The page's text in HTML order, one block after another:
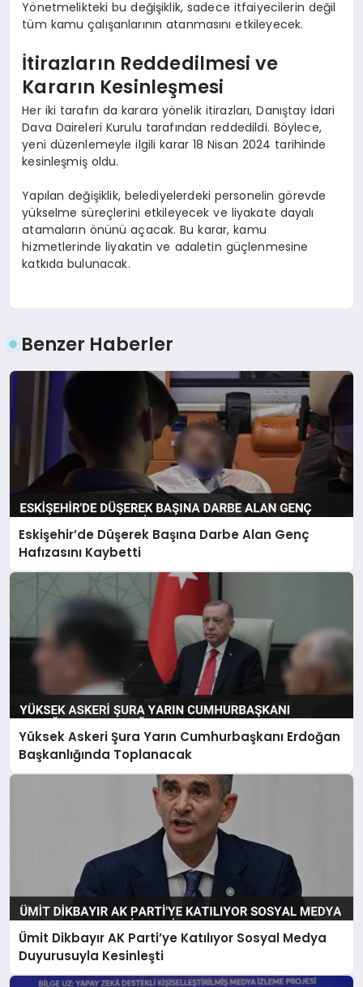
Yönetmelikteki bu değişiklik, sadece itfaiyecilerin değil
tüm kamu çalışanlarının atanmasını etkileyecek.
İtirazların Reddedilmesi ve
Kararın Kesinleşmesi
Her iki tarafın da karara yönelik itirazları, Danıştay İdari
Dava Daireleri Kurulu tarafından reddedildi. Böylece,
yeni düzenlemeyle ilgili karar 18 Nisan 2024 tarihinde
kesinleşmiş oldu.
Yapılan değişiklik, belediyelerdeki personelin görevde
yükselme süreçlerini etkileyecek ve liyakate dayalı
atamaların önünü açacak. Bu karar, kamu
hizmetlerinde liyakatin ve adaletin güçlenmesine
katkıda bulunacak.
Benzer Haberler
Eskişehir’de Düşerek Başına Darbe Alan Genç
Hafızasını Kaybetti
Yüksek Askeri Şura Yarın Cumhurbaşkanı Erdoğan
Başkanlığında Toplanacak
Ümit Dikbayır AK Parti’ye Katılıyor Sosyal Medya
Duyurusuyla Kesinleşti